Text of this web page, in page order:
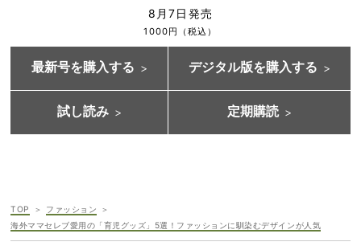
8月7日発売
1000円（税込）
最新号を購入する デジタル版を購入する
試し読み 定期購読
TOP
ファッション
海外ママセレブ愛用の「育児グッズ」5選！ファッションに馴染むデザインが人気